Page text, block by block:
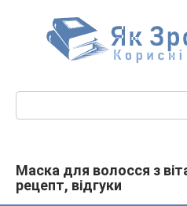
Маска для волосся з
рецепт, відгуки